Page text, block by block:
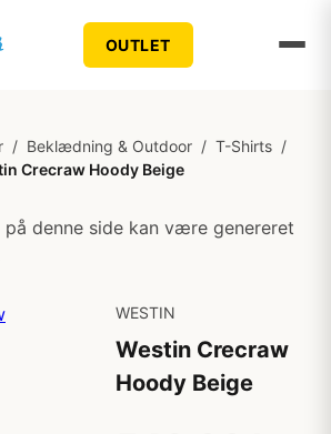
OUTLET
/ Beklædning & Outdoor / T-Shirts /
Crecraw Hoody Beige
denne side kan være genereret
WESTIN
Westin Crecraw
Hoody Beige